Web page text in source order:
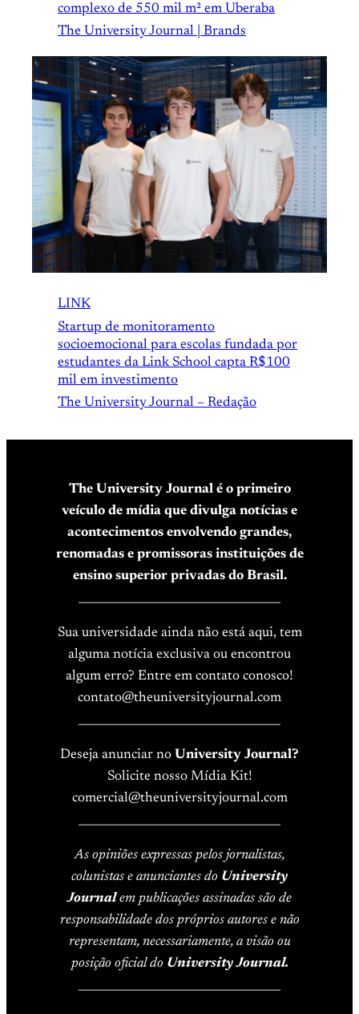
complexo de 550 mil m² em Uberaba
The University Journal | Brands
LINK
Startup de monitoramento
socioemocional para escolas fundada por
estudantes da Link School capta R$100
mil em investimento
The University Journal – Redação
The University Journal é o primeiro
veículo de mídia que divulga notícias e
acontecimentos envolvendo grandes,
renomadas e promissoras instituições de
ensino superior privadas do Brasil.
Sua universidade ainda não está aqui, tem
alguma notícia exclusiva ou encontrou
algum erro? Entre em contato conosco!
contato@theuniversityjournal.com
Deseja anunciar no University Journal?
Solicite nosso Mídia Kit!
comercial@theuniversityjournal.com
As opiniões expressas pelos jornalistas,
colunistas e anunciantes do University
Journalem publicações assinadas são de
responsabilidade dos próprios autores e não
representam, necessariamente, a visão ou
posição oficial do University Journal.